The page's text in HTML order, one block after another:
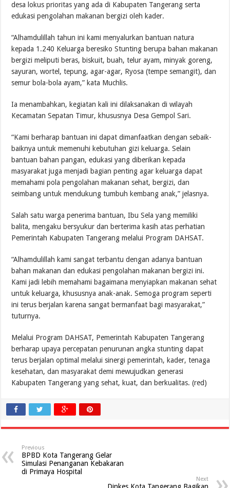
desa lokus prioritas yang ada di Kabupaten Tangerang serta
edukasi pengolahan makanan bergizi oleh kader.
“Alhamdulillah tahun ini kami menyalurkan bantuan natura
kepada 1.240 Keluarga beresiko Stunting berupa bahan makanan
bergizi meliputi beras, biskuit, buah, telur ayam, minyak goreng,
sayuran, wortel, tepung, agar-agar, Ryosa (tempe semangit), dan
semur bola-bola ayam,” kata Muchlis.
Ia menambahkan, kegiatan kali ini dilaksanakan di wilayah
Kecamatan Sepatan Timur, khususnya Desa Gempol Sari.
“Kami berharap bantuan ini dapat dimanfaatkan dengan sebaik-
baiknya untuk memenuhi kebutuhan gizi keluarga. Selain
bantuan bahan pangan, edukasi yang diberikan kepada
masyarakat juga menjadi bagian penting agar keluarga dapat
memahami pola pengolahan makanan sehat, bergizi, dan
seimbang untuk mendukung tumbuh kembang anak,” jelasnya.
Salah satu warga penerima bantuan, Ibu Sela yang memiliki
balita, mengaku bersyukur dan berterima kasih atas perhatian
Pemerintah Kabupaten Tangerang melalui Program DAHSAT.
“Alhamdulillah kami sangat terbantu dengan adanya bantuan
bahan makanan dan edukasi pengolahan makanan bergizi ini.
Kami jadi lebih memahami bagaimana menyiapkan makanan sehat
untuk keluarga, khususnya anak-anak. Semoga program seperti
ini terus berjalan karena sangat bermanfaat bagi masyarakat,”
tuturnya.
Melalui Program DAHSAT, Pemerintah Kabupaten Tangerang
berharap upaya percepatan penurunan angka stunting dapat
terus berjalan optimal melalui sinergi pemerintah, kader, tenaga
kesehatan, dan masyarakat demi mewujudkan generasi
Kabupaten Tangerang yang sehat, kuat, dan berkualitas. (red)
Previous
BPBD Kota Tangerang Gelar
Simulasi Penanganan Kebakaran
di Primaya Hospital
Next